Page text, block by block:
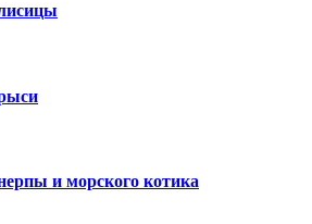
и морского котика